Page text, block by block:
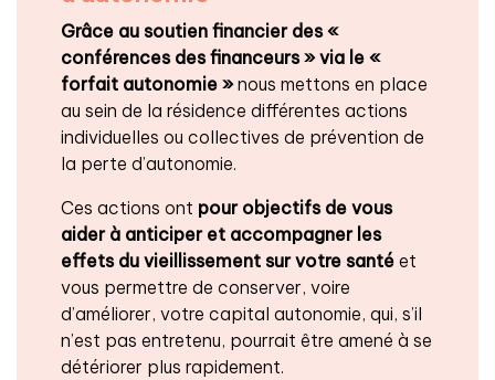
Grâce au soutien financier des «
conférences des financeurs » via le «
forfait autonomie »nous mettons en place
au sein de la résidence différentes actions
individuelles ou collectives de prévention de
la perte d’autonomie.
Ces actions ont pour objectifs de vous
aider à anticiper et accompagner les
effets du vieillissement sur votre santé et
vous permettre de conserver, voire
d’améliorer, votre capital autonomie, qui, s’il
n’est pas entretenu, pourrait être amené à se
détériorer plus rapidement.